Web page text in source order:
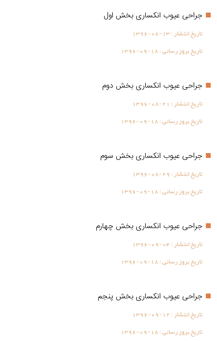
جراحی عیوب انکساری بخش اول
تاریخ انتشار :1396-08-13
تاریخ بروز رسانی :1396-09-18
جراحی عیوب انکساری بخش دوم
تاریخ انتشار : 1396-08-21
تاریخ بروز رسانی :1396-09-18
جراحی عیوب انکساری بخش سوم
تاریخ انتشار :1396-08-29
تاریخ بروز رسانی :1396-09-18
جراحی عیوب انکساری بخش چهارم
تاریخ انتشار :1396-09-04
تاریخ بروز رسانی :1396-09-18
جراحی عیوب انکساری بخش پنجم
تاریخ انتشار :1396-09-12
تاریخ بروز رسانی :1396-09-18